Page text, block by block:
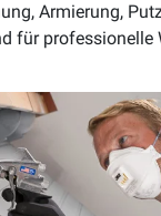
Armierung,
für professionelle